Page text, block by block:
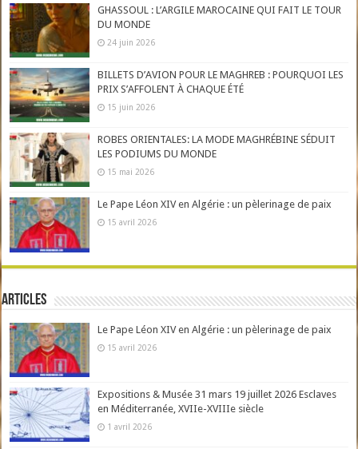
GHASSOUL : L’ARGILE MAROCAINE QUI FAIT LE TOUR
DU MONDE
24 juin 2026
BILLETS D’AVION POUR LE MAGHREB : POURQUOI LES
PRIX S’AFFOLENT À CHAQUE ÉTÉ
15 juin 2026
ROBES ORIENTALES: LA MODE MAGHRÉBINE SÉDUIT
LES PODIUMS DU MONDE
15 mai 2026
Le Pape Léon XIV en Algérie : un pèlerinage de paix
15 avril 2026
Articles
Le Pape Léon XIV en Algérie : un pèlerinage de paix
15 avril 2026
Expositions & Musée 31 mars 19 juillet 2026 Esclaves
en Méditerranée, XVIIe-XVIIIe siècle
1 avril 2026